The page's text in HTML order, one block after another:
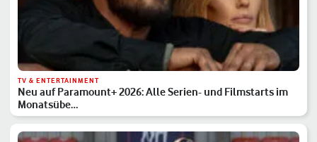
TV & ENTERTAINMENT
Neu auf Paramount+ 2026: Alle Serien- und Filmstarts im
Monatsübe…